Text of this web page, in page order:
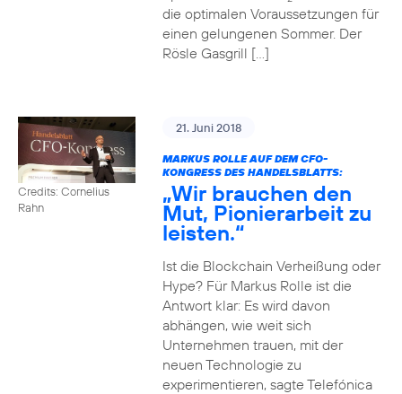
die optimalen Voraussetzungen für
einen gelungenen Sommer. Der
Rösle Gasgrill […]
Credits: Cornelius
Rahn
21. Juni 2018
MARKUS ROLLE AUF DEM CFO-
KONGRESS DES HANDELSBLATTS:
„Wir brauchen den
Mut, Pionierarbeit zu
leisten.“
Ist die Blockchain Verheißung oder
Hype? Für Markus Rolle ist die
Antwort klar: Es wird davon
abhängen, wie weit sich
Unternehmen trauen, mit der
neuen Technologie zu
experimentieren, sagte Telefónica